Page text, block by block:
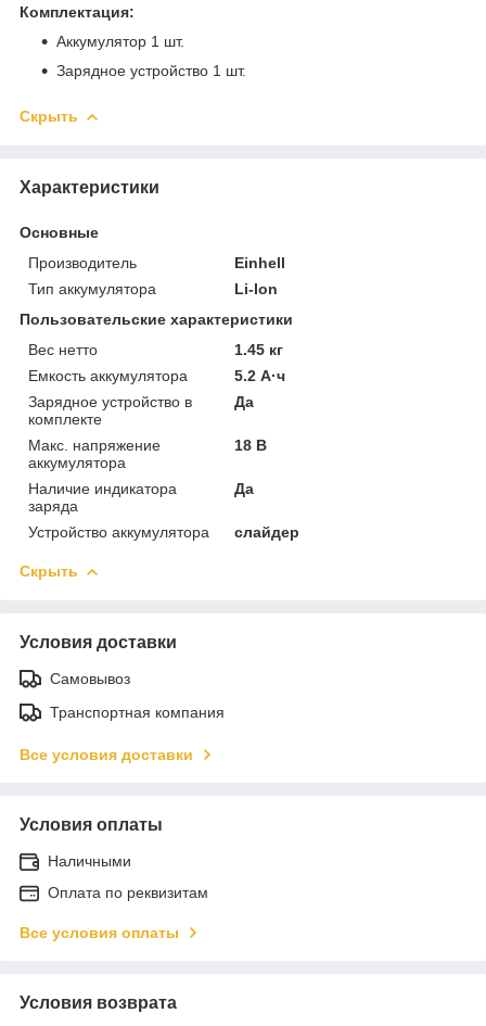
Комплектация:
Аккумулятор 1 шт.
Зарядное устройство 1 шт.
Скрыть
Характеристики
Основные
Производитель
Einhell
Тип аккумулятора
Li-Ion
Пользовательские характеристики
Вес нетто
1.45 кг
Емкость аккумулятора
5.2 А·ч
Зарядное устройство в
комплекте
Да
Макс. напряжение
аккумулятора
18 В
Наличие индикатора
заряда
Да
Устройство аккумулятора слайдер
Скрыть
Условия доставки
Самовывоз
Транспортная компания
Все условия доставки
Условия оплаты
Наличными
Оплата по реквизитам
Все условия оплаты
Условия возврата